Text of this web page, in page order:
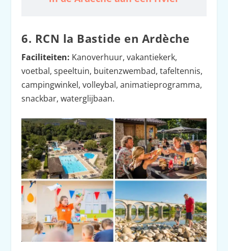
6. RCN la Bastide en Ardèche
Faciliteiten: Kanoverhuur, vakantiekerk,
voetbal, speeltuin, buitenzwembad, tafeltennis,
campingwinkel, volleybal, animatieprogramma,
snackbar, waterglijbaan.